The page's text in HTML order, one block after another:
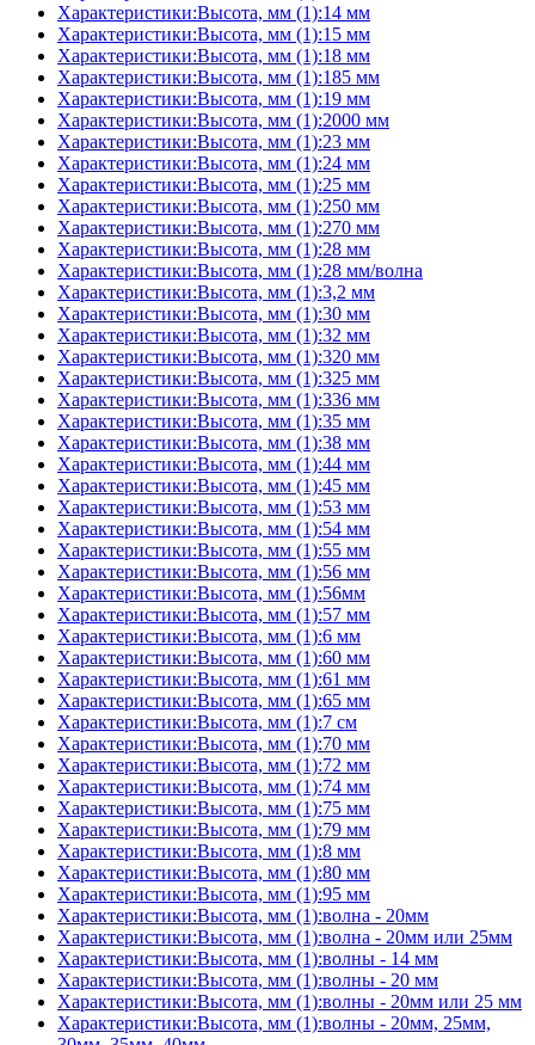
Характеристики:Высота, мм (1):14 мм
Характеристики:Высота, мм (1):15 мм
Характеристики:Высота, мм (1):18 мм
Характеристики:Высота, мм (1):185 мм
Характеристики:Высота, мм (1):19 мм
Характеристики:Высота, мм (1):2000 мм
Характеристики:Высота, мм (1):23 мм
Характеристики:Высота, мм (1):24 мм
Характеристики:Высота, мм (1):25 мм
Характеристики:Высота, мм (1):250 мм
Характеристики:Высота, мм (1):270 мм
Характеристики:Высота, мм (1):28 мм
Характеристики:Высота, мм (1):28 мм/волна
Характеристики:Высота, мм (1):3,2 мм
Характеристики:Высота, мм (1):30 мм
Характеристики:Высота, мм (1):32 мм
Характеристики:Высота, мм (1):320 мм
Характеристики:Высота, мм (1):325 мм
Характеристики:Высота, мм (1):336 мм
Характеристики:Высота, мм (1):35 мм
Характеристики:Высота, мм (1):38 мм
Характеристики:Высота, мм (1):44 мм
Характеристики:Высота, мм (1):45 мм
Характеристики:Высота, мм (1):53 мм
Характеристики:Высота, мм (1):54 мм
Характеристики:Высота, мм (1):55 мм
Характеристики:Высота, мм (1):56 мм
Характеристики:Высота, мм (1):56мм
Характеристики:Высота, мм (1):57 мм
Характеристики:Высота, мм (1):6 мм
Характеристики:Высота, мм (1):60 мм
Характеристики:Высота, мм (1):61 мм
Характеристики:Высота, мм (1):65 мм
Характеристики:Высота, мм (1):7 см
Характеристики:Высота, мм (1):70 мм
Характеристики:Высота, мм (1):72 мм
Характеристики:Высота, мм (1):74 мм
Характеристики:Высота, мм (1):75 мм
Характеристики:Высота, мм (1):79 мм
Характеристики:Высота, мм (1):8 мм
Характеристики:Высота, мм (1):80 мм
Характеристики:Высота, мм (1):95 мм
Характеристики:Высота, мм (1):волна - 20мм
Характеристики:Высота, мм (1):волна - 20мм или 25мм
Характеристики:Высота, мм (1):волны - 14 мм
Характеристики:Высота, мм (1):волны - 20 мм
Характеристики:Высота, мм (1):волны - 20мм или 25 мм
Характеристики:Высота, мм (1):волны - 20мм, 25мм,